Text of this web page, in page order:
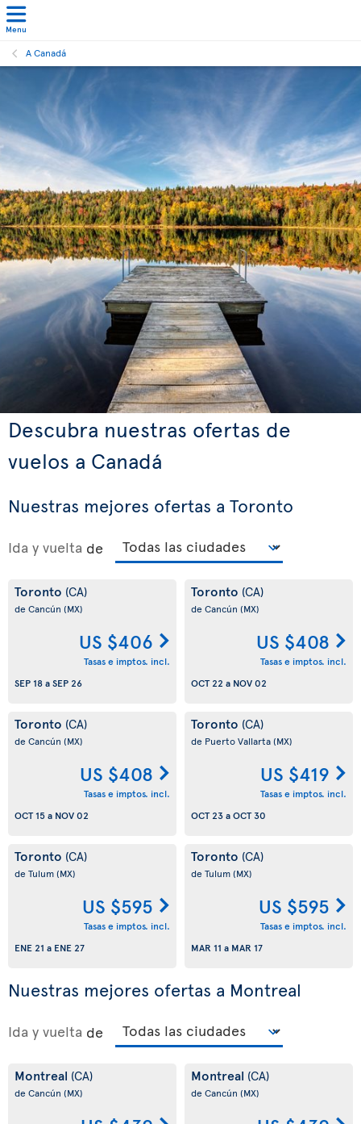
Menu
A Canadá
Descubra nuestras ofertas de
vuelos a Canadá
Nuestras mejores ofertas a Toronto
Ida y vuelta de
Toronto (CA)
de Cancún (MX)
US $406
Tasas e imptos. incl.
SEP 18aSEP 26
Toronto (CA)
de Cancún (MX)
US $408
Tasas e imptos. incl.
OCT 22 a NOV 02
Toronto (CA)
de Cancún (MX)
US $408
Tasas e imptos. incl.
OCT 15a NOV 02
Toronto (CA)
de Puerto Vallarta(MX)
US $419
Tasas e imptos. incl.
OCT 23aOCT 30
Toronto (CA)
de Tulum(MX)
US $595
Tasas e imptos. incl.
ENE 21 a ENE 27
Toronto (CA)
de Tulum(MX)
US $595
Tasas e imptos. incl.
MAR 11 a MAR 17
Nuestras mejores ofertas a Montreal
Ida y vuelta de
Montreal (CA)
de Cancún (MX)
Montreal (CA)
de Cancún (MX)